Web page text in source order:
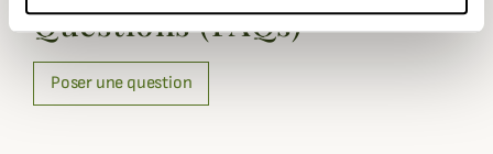
Questions (FAQs)
Poser une question